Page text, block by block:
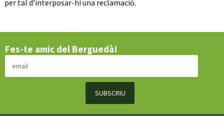
per tal d’interposar-hi una reclamació.
Fes-te amic del Berguedà!